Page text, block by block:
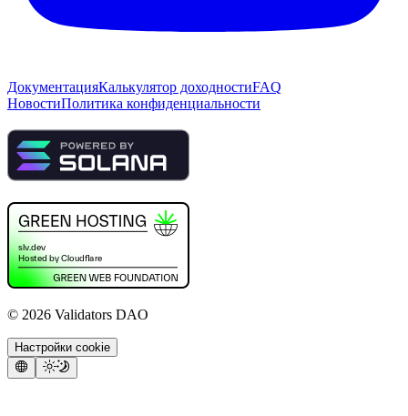
ДокументацияКалькулятор доходностиFAQ
НовостиПолитика конфиденциальности
© 2026 Validators DAO
Настройки cookie